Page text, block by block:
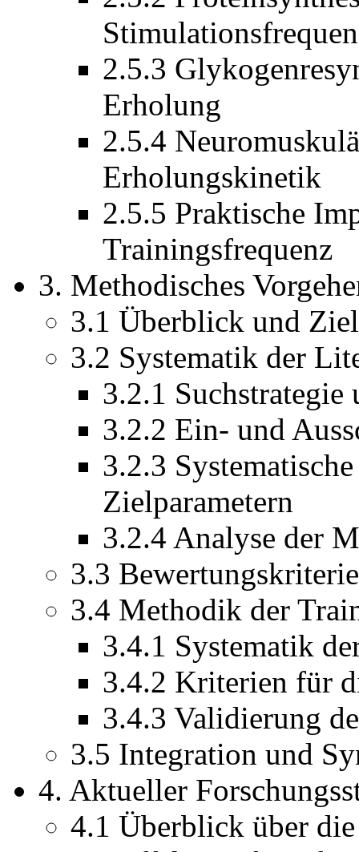
2.5.3
Erholung
2.5.4
Erholungskinetik
2.5.5 Praktische
Trainingsfrequenz
3. Methodisches
3.1 Überblick und
3.2 Systematik der
3.2.1 Suchstrategie
3.2.2 Ein- und
3.2.3
Zielparametern
3.2.4 Analyse der
3.3
3.4 Methodik der
3.4.1 Systematik
3.4.2 Kriterien für
3.4.3 Validierung
3.5 Integration und
4. Aktueller
4.1 Überblick über